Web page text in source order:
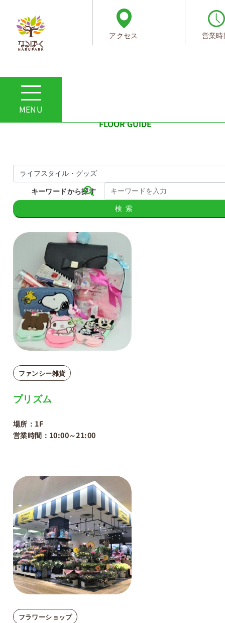
アクセス 営業
FLOOR GUIDE
キーワードから探す
検索
プリズム
場所：1F
営業時間：10:00～21:00
ファンシー雑貨
フラワーショップ